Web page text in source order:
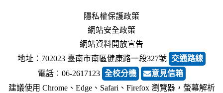
隱私權保護政策
網站安全政策
網站資料開放宣告
地址：702023 臺南市南區健康路一段327號 交通路線
電話︰06-2617123 全校分機
意見信箱
建議使用 Chrome、Edge、Safari、Firefox 瀏覽器，螢幕解析